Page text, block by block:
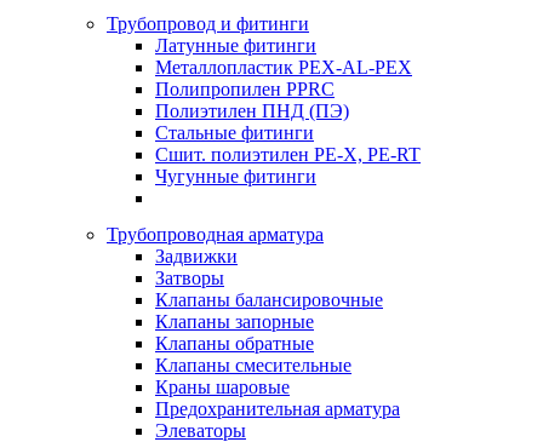
Трубопровод и фитинги
Латунные фитинги
Металлопластик PEX-AL-PEX
Полипропилен PPRC
Полиэтилен ПНД (ПЭ)
Стальные фитинги
Сшит. полиэтилен PE-X, PE-RT
Чугунные фитинги
Трубопроводная арматура
Задвижки
Затворы
Клапаны балансировочные
Клапаны запорные
Клапаны обратные
Клапаны смесительные
Краны шаровые
Предохранительная арматура
Элеваторы